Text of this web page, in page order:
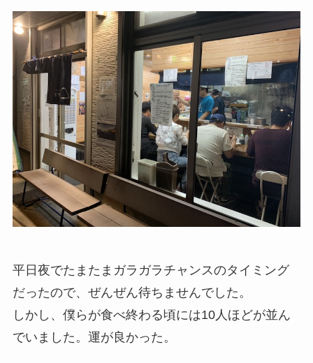
平日夜でたまたまガラガラチャンスのタイミング
だったので、ぜんぜん待ちませんでした。
しかし、僕らが食べ終わる頃には10人ほどが並ん
でいました。運が良かった。